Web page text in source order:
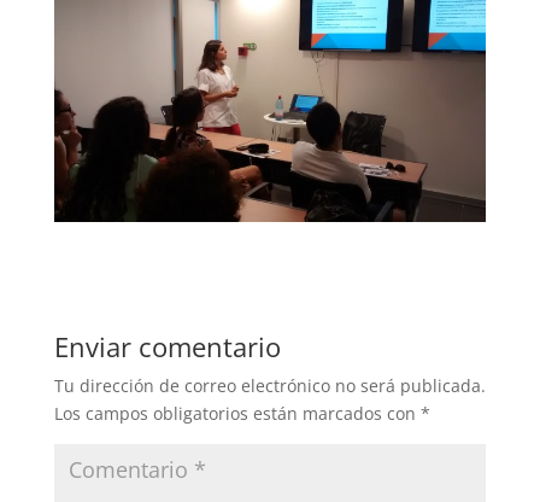
Enviar comentario
Tu dirección de correo electrónico no será publicada.
Los campos obligatorios están marcados con *